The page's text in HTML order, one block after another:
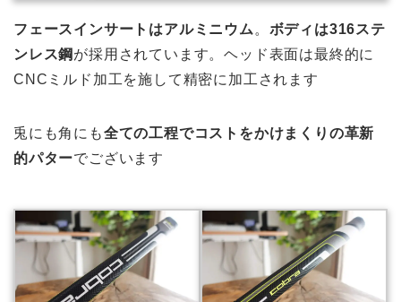
フェースインサートはアルミニウム 。 ボディは316ステ
ンレス鋼 が採用されています。ヘッド表面は最終的に
CNCミルド加工を施して精密に加工されます
兎にも角にも全ての工程でコストをかけまくりの革新
的パターでございます